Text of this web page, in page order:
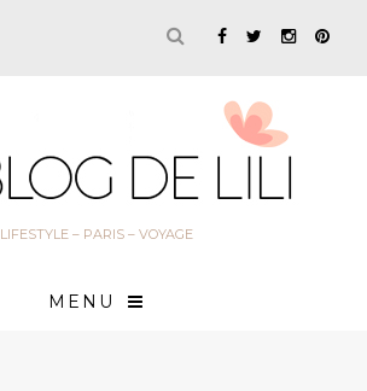
LIFESTYLE – PARIS – VOYAGE
MENU